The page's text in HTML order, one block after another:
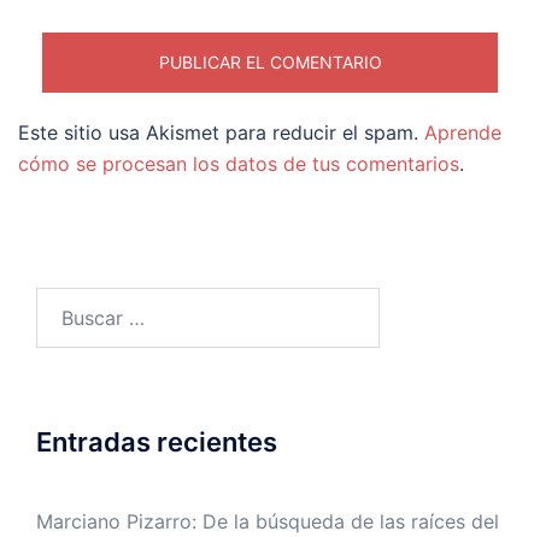
Este sitio usa Akismet para reducir el spam. Aprende
cómo se procesan los datos de tus comentarios.
Entradas recientes
Marciano Pizarro: De la búsqueda de las raíces del